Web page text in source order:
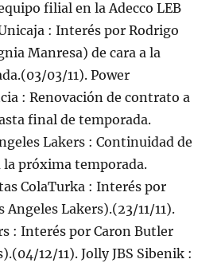
filial en la Adecco LEB
: Interés por Rodrigo
Manresa) de cara a la
03/11). Power
: Renovación de contrato a
final de temporada.
Lakers : Continuidad de
la próxima temporada.
ColaTurka : Interés por
Angeles Lakers).(23/11/11).
: Interés por Caron Butler
12/11). Jolly JBS Sibenik :